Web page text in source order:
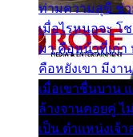
ท่ามความสุขี ช่ว
เมื่อไรหนอจะ โ
มา คือหน้าที่เก่า
คือหยังเขา มีงา
เมื่อเขาชื่นบาน
ล้างจานคอยคู่ ไ
เป็น ตำแหน่งเจ้